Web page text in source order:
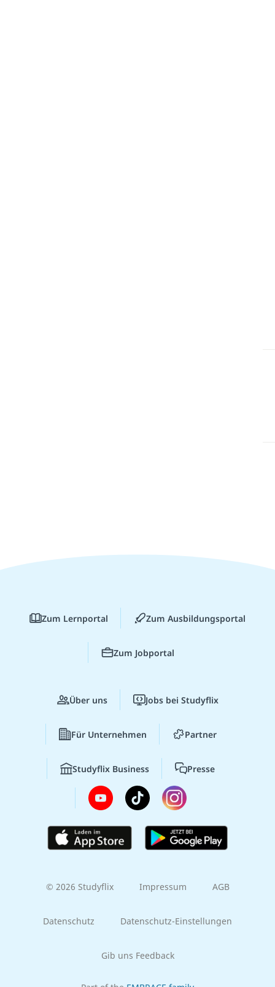
Zum Lernportal Zum Ausbildungsportal
Zum Jobportal
Über uns Jobs bei Studyflix
Für Unternehmen Partner
Studyflix Business Presse
© 2026 Studyflix Impressum AGB
Datenschutz Datenschutz-Einstellungen
Gib uns Feedback